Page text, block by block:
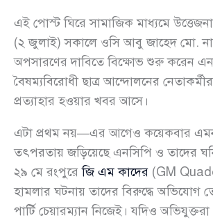
এই পোস্ট ঘিরে সামাজিক মাধ্যমে
(২ জুলাই) সকালে ওসি আবু জাহেদ মো.
অপসারণের দাবিতে বিক্ষোভ শুরু করেন
বৈষম্যবিরোধী ছাত্র আন্দোলনের
প্রত্যাহার হওয়ার খবর আসে।
এটা প্রথম নয়—এর আগেও কয়েকবার
তৎপরতায় জড়িয়েছে এনসিপি ও তাদের
২৯ মে রংপুরেজি এম কাদের (GM
হামলার ঘটনায় তাদের বিরুদ্ধে অভিযোগ
পার্টি চেয়ারম্যান নিজেই। যদিও